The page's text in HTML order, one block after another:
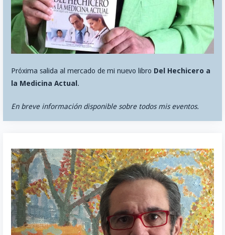
Próxima salida al mercado de mi nuevo libro Del Hechicero a
la Medicina Actual .
En breve información disponible sobre todos mis eventos.